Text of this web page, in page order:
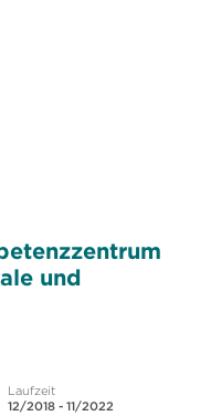
und
Laufzeit
12/2018 - 11/2022